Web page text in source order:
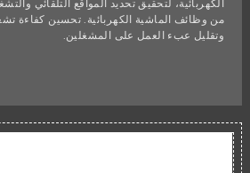
الكهربائية، لتحقيق تحديد المواقع التلقائي
من وظائف الماشية الكهربائية. تحسين كفاءة
وتقليل عبء العمل على المشغلين.